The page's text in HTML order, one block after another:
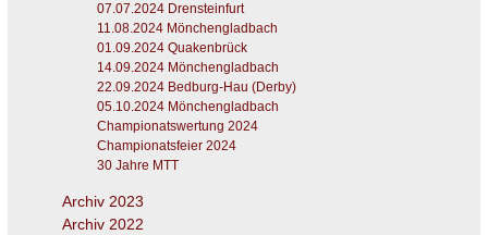
07.07.2024 Drensteinfurt
11.08.2024 Mönchengladbach
01.09.2024 Quakenbrück
14.09.2024 Mönchengladbach
22.09.2024 Bedburg-Hau (Derby)
05.10.2024 Mönchengladbach
Championatswertung 2024
Championatsfeier 2024
30 Jahre MTT
Archiv 2023
Archiv 2022